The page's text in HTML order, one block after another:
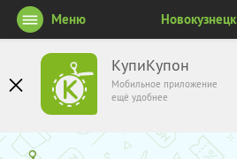
КупиКупон
Мобильное приложение
ещё удобнее
Меню Новокузнецк